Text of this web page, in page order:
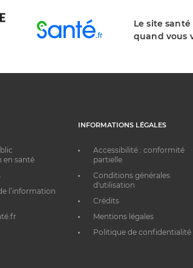
Le site
quand vous
en santé
l’information
INFORMATIONS LÉGALES
Accessibilité : conformité
partielle
Conditions générales
d'utilisation
Crédits
Mentions légales
Politique de confidentialité